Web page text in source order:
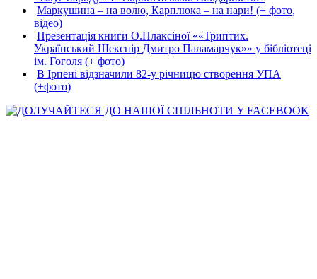
Маркушина – на волю, Карплюка – на нари! (+ фото,
відео)
Презентація книги О.Плаксіної ««Триптих.
Український Шекспір Дмитро Паламарчук»» у бібліотеці
ім. Гоголя (+ фото)
В Ірпені відзначили 82-у річницю створення УПА
(+фото)